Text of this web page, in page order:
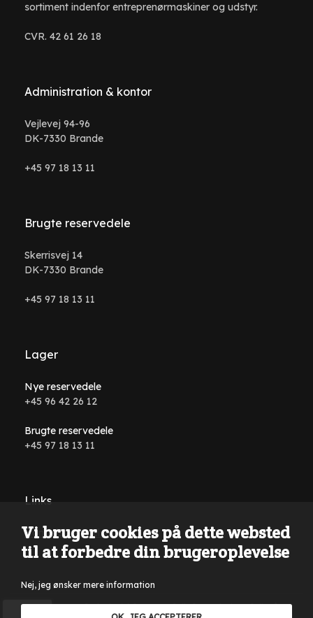
sortiment indenfor entreprenørmaskiner og udstyr.
CVR. 42 61 26 18
Administration & kontor
Vejlevej 94-96
DK-7330 Brande
+45 97 18 13 11
Brugte reservedele
Skerrisvej 14
DK-7330 Brande
+45 97 18 13 11
Lager
Nye reservedele
+45 96 42 26 12
Brugte reservedele
+45 97 18 13 11
Links
Handelsbetingelser
Der tages forbehold for tastefejl, formuleringsfejl på
Vi bruger cookies på dette websted
til at forbedre din brugeroplevelse
Nej, jeg ønsker mere information